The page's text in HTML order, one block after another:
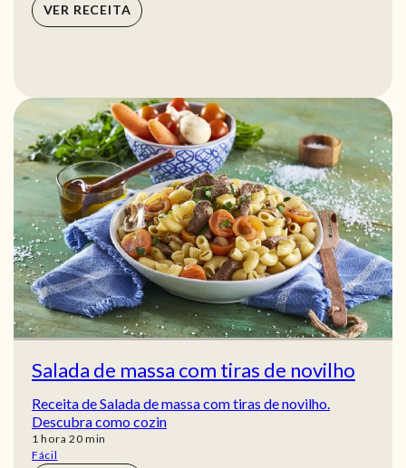
VER RECEITA
Salada de massa com tiras de novilho
Receita de Salada de massa com tiras de novilho.
Descubra como cozin
1 hora
hora 20min
min
Fácil